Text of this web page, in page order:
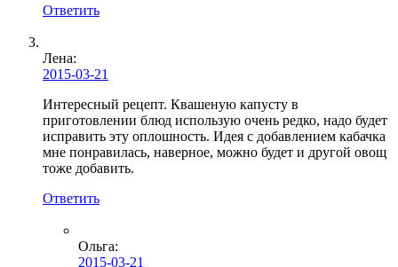
Ответить
Лена:
2015-03-21
Интересный рецепт. Квашеную капусту в
приготовлении блюд использую очень редко, надо будет
исправить эту оплошность. Идея с добавлением кабачка
мне понравилась, наверное, можно будет и другой овощ
тоже добавить.
Ответить
Ольга:
2015-03-21